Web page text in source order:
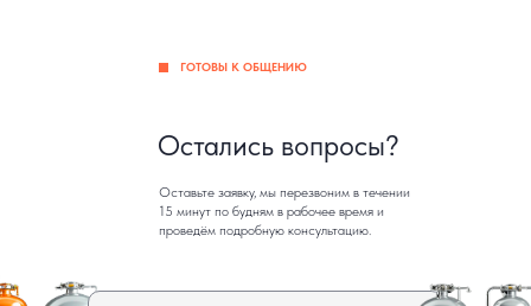
Остались вопросы?
Оставьте заявку, мы перезвоним в течении
15 минут по будням в рабочее время и
проведём подробную консультацию.
ГОТОВЫ К ОБЩЕНИЮ